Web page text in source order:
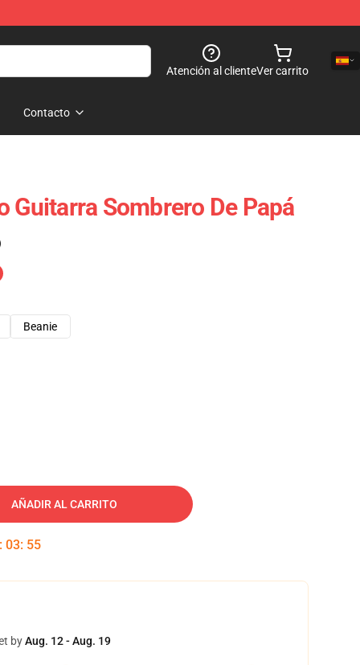
Atención al clienteVer carrito
Contacto
Guitarra Sombrero De Papá
Beanie
AÑADIR AL CARRITO
: 03: 54
byAug. 12 - Aug. 19